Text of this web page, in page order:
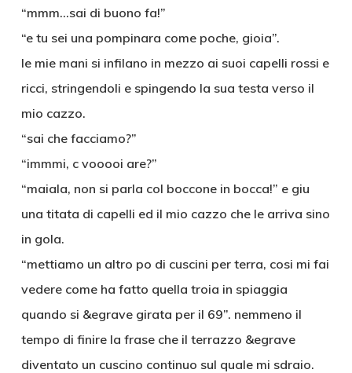
“mmm…sai di buono fa!”
“e tu sei una pompinara come poche, gioia”.
le mie mani si infilano in mezzo ai suoi capelli rossi e
ricci, stringendoli e spingendo la sua testa verso il
mio cazzo.
“sai che facciamo?”
“immmi, c vooooi are?”
“maiala, non si parla col boccone in bocca!” e giu
una titata di capelli ed il mio cazzo che le arriva sino
in gola.
“mettiamo un altro po di cuscini per terra, cosi mi fai
vedere come ha fatto quella troia in spiaggia
quando si &egrave girata per il 69”. nemmeno il
tempo di finire la frase che il terrazzo &egrave
diventato un cuscino continuo sul quale mi sdraio.